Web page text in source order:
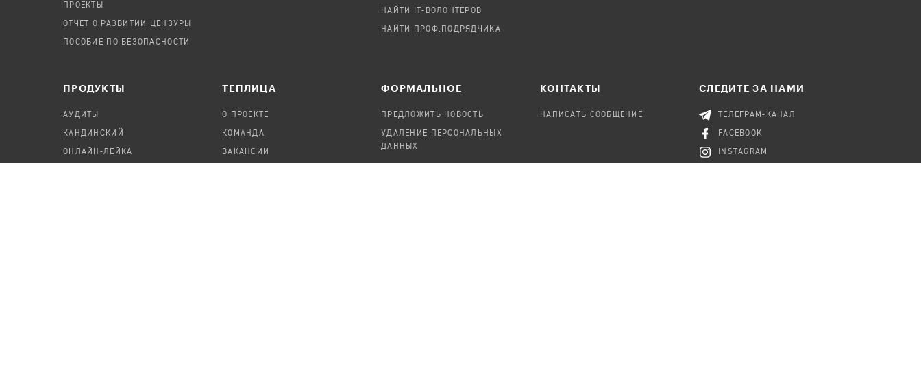
ПРОЕКТЫ
ОТЧЕТ О РАЗВИТИИ ЦЕНЗУРЫ
ПОСОБИЕ ПО БЕЗОПАСНОСТИ
НАЙТИ IT-ВОЛОНТЕРОВ
НАЙТИ ПРОФ.ПОДРЯДЧИКА
ПРОДУКТЫ
АУДИТЫ
КАНДИНСКИЙ
ОНЛАЙН-ЛЕЙКА
TЕПЛИЦА
О ПРОЕКТЕ
КОМАНДА
ВАКАНСИИ
ФОРМАЛЬНОЕ
ПРЕДЛОЖИТЬ НОВОСТЬ
УДАЛЕНИЕ ПЕРСОНАЛЬНЫХ
ДАННЫХ
КОНТАКТЫ
НАПИСАТЬ СООБЩЕНИЕ
СЛЕДИТЕ ЗА НАМИ
ТЕЛЕГРАМ-КАНАЛ
FACEBOOK
INSTAGRAM